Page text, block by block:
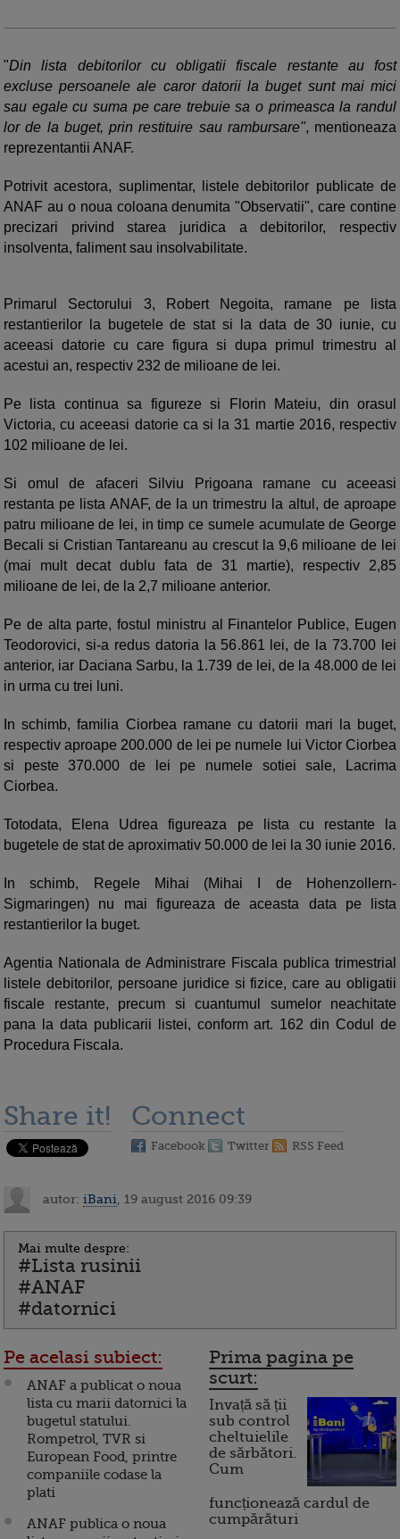
"Din lista debitorilor cu obligatii fiscale restante au fost
excluse persoanele ale caror datorii la buget sunt mai mici
sau egale cu suma pe care trebuie sa o primeasca la randul
lor de la buget, prin restituire sau rambursare", mentioneaza
reprezentantii ANAF.
Potrivit acestora, suplimentar, listele debitorilor publicate de
ANAF au o noua coloana denumita "Observatii", care contine
precizari privind starea juridica a debitorilor, respectiv
insolventa, faliment sau insolvabilitate.
Primarul Sectorului 3, Robert Negoita, ramane pe lista
restantierilor la bugetele de stat si la data de 30 iunie, cu
aceeasi datorie cu care figura si dupa primul trimestru al
acestui an, respectiv 232 de milioane de lei.
Pe lista continua sa figureze si Florin Mateiu, din orasul
Victoria, cu aceeasi datorie ca si la 31 martie 2016, respectiv
102 milioane de lei.
Si omul de afaceri Silviu Prigoana ramane cu aceeasi
restanta pe lista ANAF, de la un trimestru la altul, de aproape
patru milioane de lei, in timp ce sumele acumulate de George
Becali si Cristian Tantareanu au crescut la 9,6 milioane de lei
(mai mult decat dublu fata de 31 martie), respectiv 2,85
milioane de lei, de la 2,7 milioane anterior.
Pe de alta parte, fostul ministru al Finantelor Publice, Eugen
Teodorovici, si-a redus datoria la 56.861 lei, de la 73.700 lei
anterior, iar Daciana Sarbu, la 1.739 de lei, de la 48.000 de lei
in urma cu trei luni.
In schimb, familia Ciorbea ramane cu datorii mari la buget,
respectiv aproape 200.000 de lei pe numele lui Victor Ciorbea
si peste 370.000 de lei pe numele sotiei sale, Lacrima
Ciorbea.
Totodata, Elena Udrea figureaza pe lista cu restante la
bugetele de stat de aproximativ 50.000 de lei la 30 iunie 2016.
In schimb, Regele Mihai (Mihai I de Hohenzollern-
Sigmaringen) nu mai figureaza de aceasta data pe lista
restantierilor la buget.
Agentia Nationala de Administrare Fiscala publica trimestrial
listele debitorilor, persoane juridice si fizice, care au obligatii
fiscale restante, precum si cuantumul sumelor neachitate
pana la data publicarii listei, conform art. 162 din Codul de
Procedura Fiscala.
Share it! Connect
Facebook Twitter RSS Feed
autor: iBani , 19 august 2016 09:39
Mai multe despre:
#Lista rusinii
#ANAF
#datornici
Pe acelasi subiect:
ANAF a publicat o noua
lista cu marii datornici la
bugetul statului.
Rompetrol, TVR si
European Food, printre
companiile codase la
plati
ANAF publica o noua
Prima pagina pe
scurt:
Invață să ții
sub control
cheltuielile
de sărbători.
Cum
funcționează cardul de
cumpărături